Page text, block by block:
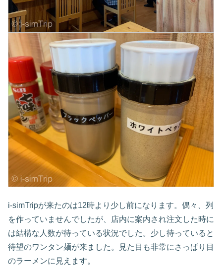
i-simTripが来たのは12時より少し前になります。偶々、列
を作っていませんでしたが、店内に案内され注文した時に
は結構な人数が待っている状況でした。少し待っていると
待望のワンタン麺が来ました。見た目も非常にさっぱり目
のラーメンに見えます。